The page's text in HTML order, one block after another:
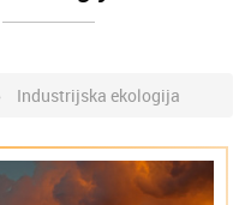
Industrijska ekologija